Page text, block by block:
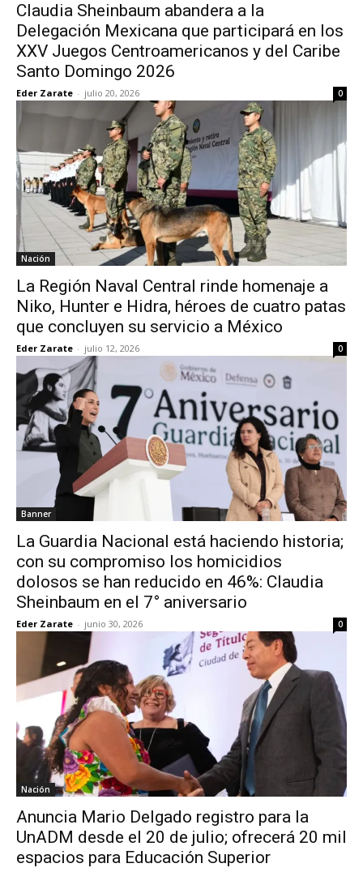
Claudia Sheinbaum abandera a la
Delegación Mexicana que participará en los
XXV Juegos Centroamericanos y del Caribe
Santo Domingo 2026
Eder Zarate - julio 20, 2026 0
Nación
La Región Naval Central rinde homenaje a
Niko, Hunter e Hidra, héroes de cuatro patas
que concluyen su servicio a México
Eder Zarate - julio 12, 2026 0
Banner
La Guardia Nacional está haciendo historia;
con su compromiso los homicidios
dolosos se han reducido en 46%: Claudia
Sheinbaum en el 7° aniversario
Eder Zarate - junio 30, 2026 0
Nación
Anuncia Mario Delgado registro para la
UnADM desde el 20 de julio; ofrecerá 20 mil
espacios para Educación Superior